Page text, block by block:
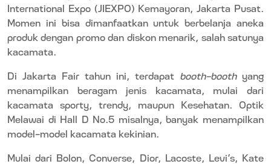
International Expo (JIEXPO) Kemayoran, Jakarta Pusat.
Momen ini bisa dimanfaatkan untuk berbelanja aneka
produk dengan promo dan diskon menarik, salah satunya
kacamata.
Di Jakarta Fair tahun ini, terdapat booth-boothyang
menampilkan beragam jenis kacamata, mulai dari
kacamata sporty, trendy, maupun Kesehatan. Optik
Melawai di Hall D No.5 misalnya, banyak menampilkan
model-model kacamata kekinian.
Mulai dari Bolon, Converse, Dior, Lacoste, Levi’s, Kate